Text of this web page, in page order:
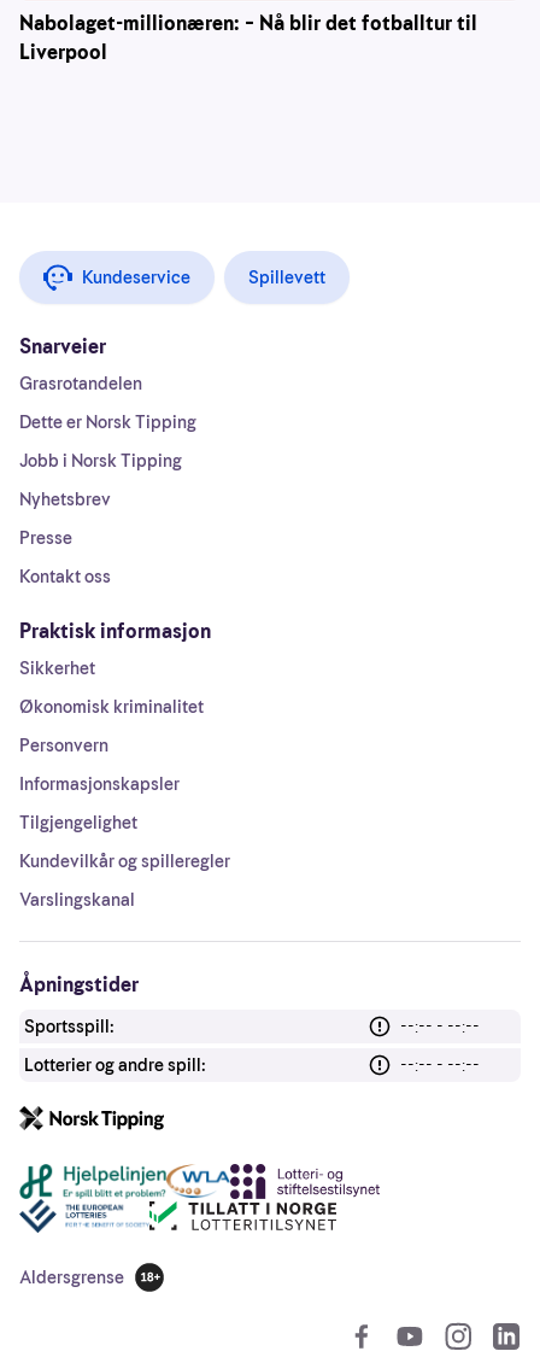
Nabolaget-millionæren: – Nå blir det fotballtur til
Liverpool
Kundeservice Spillevett
Snarveier
Grasrotandelen
Dette er Norsk Tipping
Jobb i Norsk Tipping
Nyhetsbrev
Presse
Kontakt oss
Praktisk informasjon
Sikkerhet
Økonomisk kriminalitet
Personvern
Informasjonskapsler
Tilgjengelighet
Kundevilkår og spilleregler
Varslingskanal
Åpningstider
Sportsspill:
--:-- - --:--
Lotterier og andre spill:
--:-- - --:--
Andre lenker
Aldersgrense
18 år